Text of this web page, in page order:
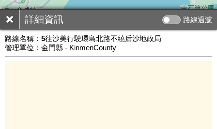
詳細資訊 路線過濾
路線名稱： 5往沙美行駛環島北路不繞后沙地政局
管理單位：金門縣 - KinmenCounty